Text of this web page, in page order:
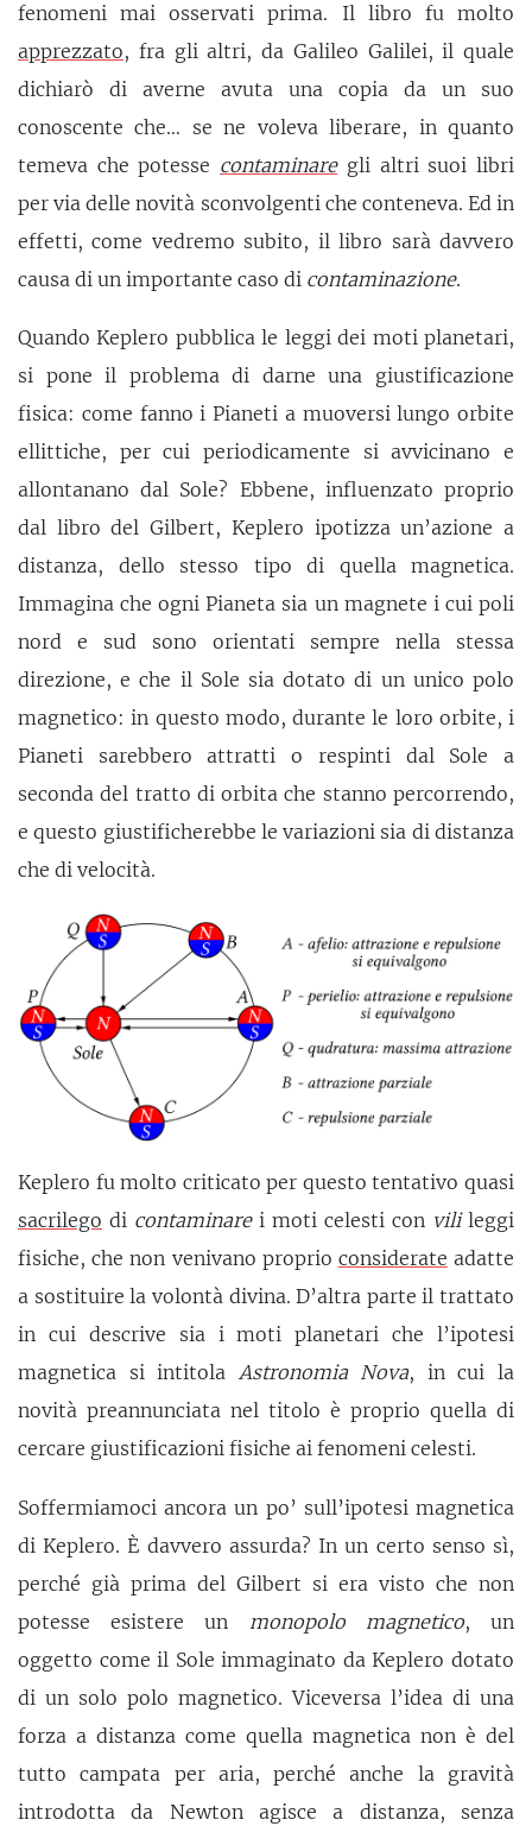
fenomeni mai osservati prima. Il libro fu molto
apprezzato, fra gli altri, da Galileo Galilei, il quale
dichiarò di averne avuta una copia da un suo
conoscente che… se ne voleva liberare, in quanto
temeva che potesse contaminaregli altri suoi libri
per via delle novità sconvolgenti che conteneva. Ed in
effetti, come vedremo subito, il libro sarà davvero
causa di un importante caso di contaminazione.
Quando Keplero pubblica le leggi dei moti planetari,
si pone il problema di darne una giustificazione
fisica: come fanno i Pianeti a muoversi lungo orbite
ellittiche, per cui periodicamente si avvicinano e
allontanano dal Sole? Ebbene, influenzato proprio
dal libro del Gilbert, Keplero ipotizza un’azione a
distanza, dello stesso tipo di quella magnetica.
Immagina che ogni Pianeta sia un magnete i cui poli
nord e sud sono orientati sempre nella stessa
direzione, e che il Sole sia dotato di un unico polo
magnetico: in questo modo, durante le loro orbite, i
Pianeti sarebbero attratti o respinti dal Sole a
seconda del tratto di orbita che stanno percorrendo,
e questo giustificherebbe le variazioni sia di distanza
che di velocità.
Keplero fu molto criticato per questo tentativo quasi
sacrilego di contaminarei moti celesti con vilileggi
fisiche, che non venivano proprio considerate adatte
a sostituire la volontà divina. D’altra parte il trattato
in cui descrive sia i moti planetari che l’ipotesi
magnetica si intitola Astronomia Nova, in cui la
novità preannunciata nel titolo è proprio quella di
cercare giustificazioni fisiche ai fenomeni celesti.
Soffermiamoci ancora un po’ sull’ipotesi magnetica
di Keplero. È davvero assurda? In un certo senso sì,
perché già prima del Gilbert si era visto che non
potesse esistere un monopolo magnetico, un
oggetto come il Sole immaginato da Keplero dotato
di un solo polo magnetico. Viceversa l’idea di una
forza a distanza come quella magnetica non è del
tutto campata per aria, perché anche la gravità
introdotta da Newton agisce a distanza, senza